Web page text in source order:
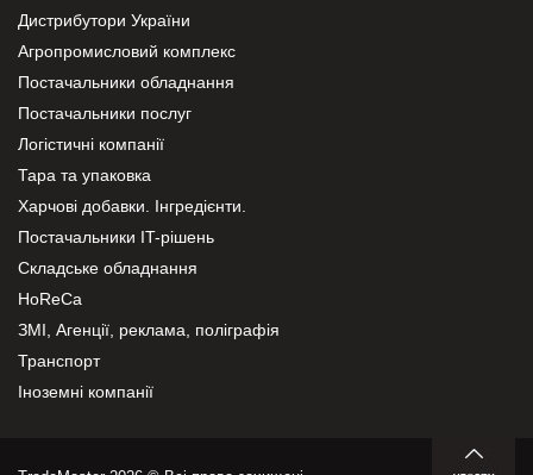
Дистрибутори України
Агропромисловий комплекс
Постачальники обладнання
Постачальники послуг
Логістичні компанії
Тара та упаковка
Харчові добавки. Інгредієнти.
Постачальники IT-рішень
Складське обладнання
HoReCa
ЗМІ, Агенції, реклама, поліграфія
Транспорт
Іноземні компанії